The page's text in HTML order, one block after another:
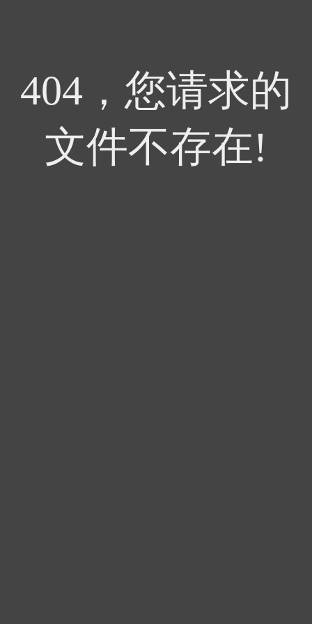
404，您请求的
文件不存在!